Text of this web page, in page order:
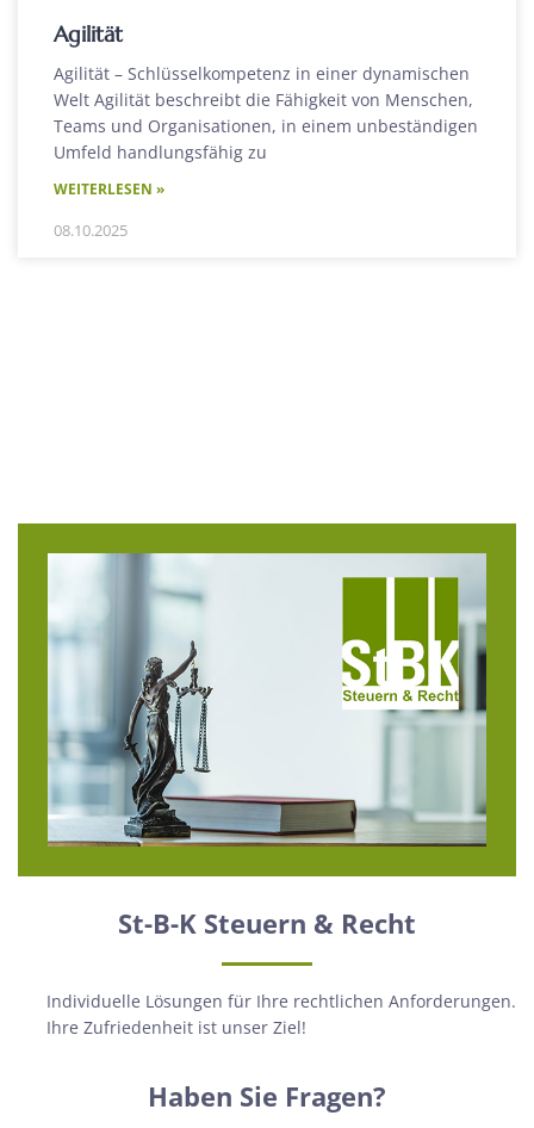
Agilität
Agilität – Schlüsselkompetenz in einer dynamischen
Welt Agilität beschreibt die Fähigkeit von Menschen,
Teams und Organisationen, in einem unbeständigen
Umfeld handlungsfähig zu
WEITERLESEN »
08.10.2025
St-B-K Steuern & Recht
Individuelle Lösungen für Ihre rechtlichen Anforderungen.
Ihre Zufriedenheit ist unser Ziel!
Haben Sie Fragen?